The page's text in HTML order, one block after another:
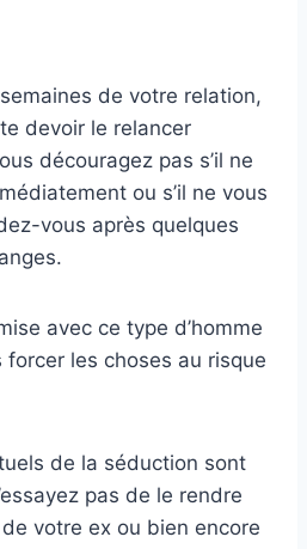
de votre relation,
devoir le relancer
découragez pas s’il ne
ou s’il ne vous
vous après quelques
avec ce type d’homme
les choses au risque
de la séduction sont
pas de le rendre
votre ex ou bien encore